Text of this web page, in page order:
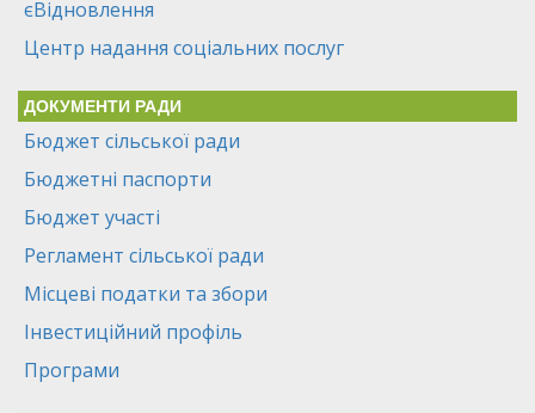
єВідновлення
Центр надання соціальних послуг
ДОКУМЕНТИ РАДИ
Бюджет сільської ради
Бюджетні паспорти
Бюджет участі
Регламент сільської ради
Місцеві податки та збори
Інвестиційний профіль
Програми